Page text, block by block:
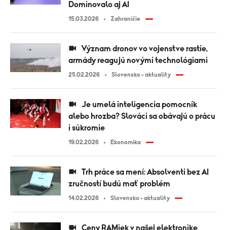
Dominovalo aj AI
15.03.2026 Zahraničie
armády reagujú novými technológiami
25.02.2026 Slovensko - aktuality
alebo hrozba? Slováci sa obávajú o prácu
i súkromie
19.02.2026 Ekonomika
zručností budú mať problém
14.02.2026 Slovensko - aktuality